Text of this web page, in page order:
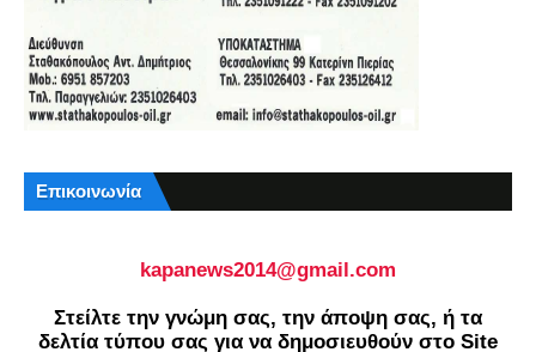
Επικοινωνία
kapanews2014@gmail.com
Στείλτε την γνώμη σας, την άποψη σας, ή τα
δελτία τύπου σας για να δημοσιευθούν στο Site